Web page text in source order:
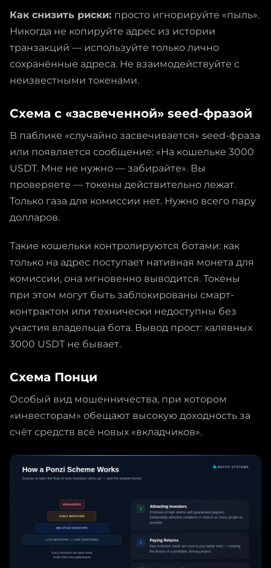
Как снизить риски: просто игнорируйте «пыль».
Никогда не копируйте адрес из истории
транзакций — используйте только лично
сохранённые адреса. Не взаимодействуйте с
неизвестными токенами.
Схема с «засвеченной» seed-фразой
В паблике «случайно засвечивается» seed-фраза
или появляется сообщение: «На кошельке 3000
USDT. Мне не нужно — забирайте». Вы
проверяете — токены действительно лежат.
Только газа для комиссии нет. Нужно всего пару
долларов.
Такие кошельки контролируются ботами: как
только на адрес поступает нативная монета для
комиссии, она мгновенно выводится. Токены
при этом могут быть заблокированы смарт-
контрактом или технически недоступны без
участия владельца бота. Вывод прост: халявных
3000 USDT не бывает.
Схема Понци
Особый вид мошенничества, при котором
«инвесторам» обещают высокую доходность за
счёт средств всё новых «вкладчиков».